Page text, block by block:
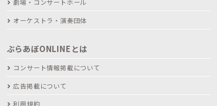
劇場・コンサートホール
オーケストラ・演奏団体
ぶらあぼONLINEとは
コンサート情報掲載について
広告掲載について
利用規約